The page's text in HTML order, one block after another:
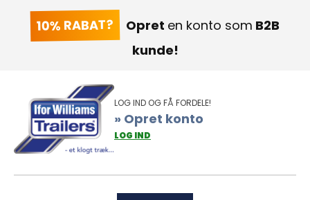
10% RABAT? Opret en konto som B2B
kunde!
LOG IND OG FÅ FORDELE!
» Opret konto
LOG IND